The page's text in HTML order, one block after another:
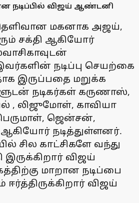
நடிப்பில் விஜய் ஆண்டனி
மகனாக அஜய்,
சக்தி ஆகியோர்
நடிப்பு செயற்கை
இருப்பதை மறுக்க
நடிகர்கள் கருணாஸ்,
, லிஜுமோள், காவியா
ஜென்சன்,
நடித்துள்ளனர்.
சில காட்சிகளே வந்து
இருக்கிறார் விஜய்
மாறான நடிப்பை
விஜய்